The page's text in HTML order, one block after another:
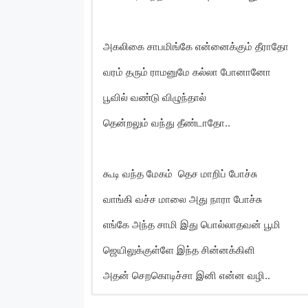
அகலிகை சாபமிங்கே என்னைக்கும் தீராதோ
வரம் தரும் ராமனுமே கல்லா போனானோ
பூவில் வண்டு விழுந்தால்
தென்றலும் வந்து தீண்டாதோ..
கூடி வந்த மேகம் தெச மாறிப் போச்சு
வாங்கி வச்ச மாலை அது நாரா போச்சு
எங்கே அந்த சாமி இது பொல்லாதவன் பூமி
ஜெயிலுக்குள்ளே இந்த சின்னக்கிளி
அதன் செறகொடிச்சா இனி என்ன வழி..